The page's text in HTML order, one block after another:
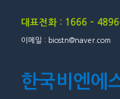
대표전화 : 1666 –
이메일 : biostn@naver.com
한국비엔에